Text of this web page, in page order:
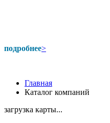
подробнее>
Главная
Каталог компаний
загрузка карты...